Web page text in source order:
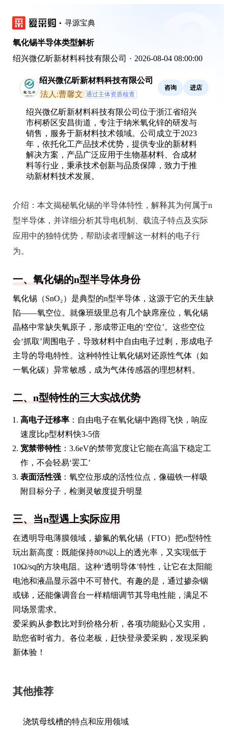
寻源宝典
氧化锡半导体类型解析
绍兴微亿昕新材料科技有限公司 · 2026-08-04 08:00:00
绍兴微亿昕新材料科技有限公司
法人:曹馨文 通过主体资质核查
咨询 进店
绍兴微亿昕新材料科技有限公司位于浙江省绍兴
市柯桥区安昌街道，专注于纳米氧化锌的研发与
销售，服务于新材料技术领域。公司成立于2023
年，依托化工产品技术优势，提供专业的新材料
解决方案，产品广泛应用于生物基材料、合成材
料等行业，秉承技术创新与品质保障，致力于推
动新材料技术发展。
介绍： 本文揭秘氧化锡的半导体特性，解释其为何属于n
型半导体，并详细分析其导电机制、载流子特点及实际
应用中的独特优势，帮助读者理解这一材料的电子行
为。
一、氧化锡的n型半导体身份
氧化锡（SnO₂）是典型的n型半导体，这源于它的天生缺
陷——氧空位。就像班级里总有几个缺席座位，氧化锡
晶格中常缺失氧原子，形成带正电的‘空位’。这些空位
会‘抓取’周围电子，导致材料中自由电子过剩，形成电子
主导的导电特性。这种特性让氧化锡对还原性气体（如
一氧化碳）异常敏感，成为气体传感器的理想材料。
二、n型特性的三大实战优势
高电子迁移率 ：自由电子在氧化锡中跑得飞快，响应
速度比p型材料快3-5倍
宽禁带特性 ：3.6eV的禁带宽度让它能在高温下稳定工
作，不会轻易‘罢工’
表面活性强 ：氧空位形成的活性位点，像磁铁一样吸
附目标分子，检测灵敏度提升明显
三、当n型遇上实际应用
在透明导电薄膜领域，掺氟的氧化锡（FTO）把n型特性
玩出新高度：既能保持80%以上的透光率，又实现低于
10Ω/sq的方块电阻。这种‘透明导体’特性，让它在太阳能
电池和液晶显示器中不可替代。有趣的是，通过掺杂铟
或锑，还能像调音台一样精细调节其导电性能，满足不
同场景需求。
爱采购从参数比对到价格分析，各项功能贴心又实用，
助您省时省力。各位老板，赶快登录爱采购，发现采购
新体验！
其他推荐
浇筑母线槽的特点和应用领域